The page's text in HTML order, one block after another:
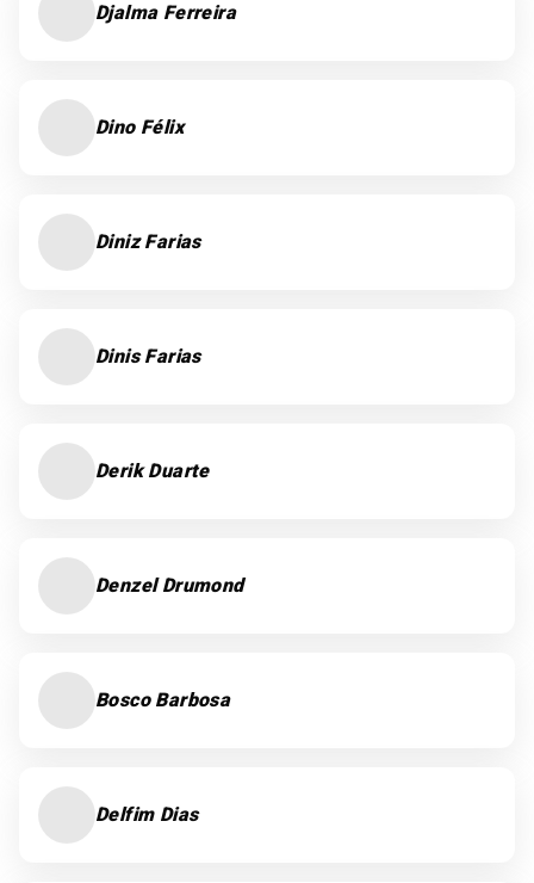
Djalma Ferreira
Dino Félix
Diniz Farias
Dinis Farias
Derik Duarte
Denzel Drumond
Bosco Barbosa
Delfim Dias